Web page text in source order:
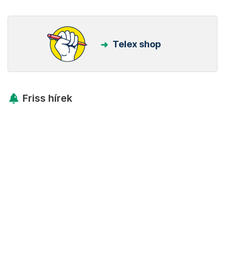
Telex shop
Friss hírek